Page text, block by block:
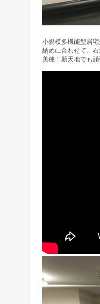
小規模多機能型居
納めに合わせて、
美穂！新天地でも頑